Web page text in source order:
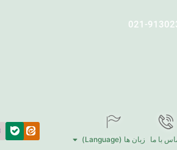
با ما زبان ها (Language)